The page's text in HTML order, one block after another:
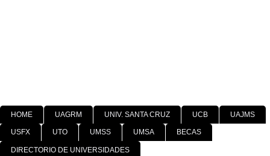
HOME UAGRM UNIV. SANTA CRUZ UCB UAJMS
USFX UTO UMSS UMSA BECAS
DIRECTORIO DE UNIVERSIDADES